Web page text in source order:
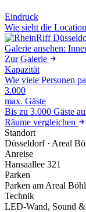
Eindruck
Wie sieht die
Galerie ansehen:
Zur Galerie
Kapazität
Wie viele Personen
3.000
max. Gäste
Bis zu 3.000 Gäste
Räume vergleichen
Standort
Düsseldorf · Areal
Anreise
Hansaallee 321
Parken
Parken am Areal
Technik
LED-Wand, Sound